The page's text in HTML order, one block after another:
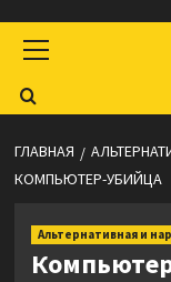
меню
ГЛАВНАЯ
КОМПЬЮТЕР-УБИЙЦА
Альтернативная и